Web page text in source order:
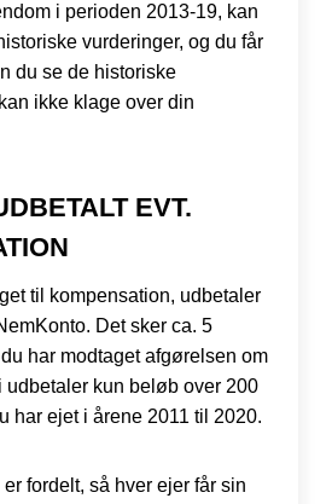
i perioden 2013-19, kan
vurderinger, og du får
du se de historiske
ikke klage over din
EVT.
til kompensation, udbetaler
Det sker ca. 5
har modtaget afgørelsen om
udbetaler kun beløb over 200
har ejet i årene 2011 til 2020.
fordelt, så hver ejer får sin